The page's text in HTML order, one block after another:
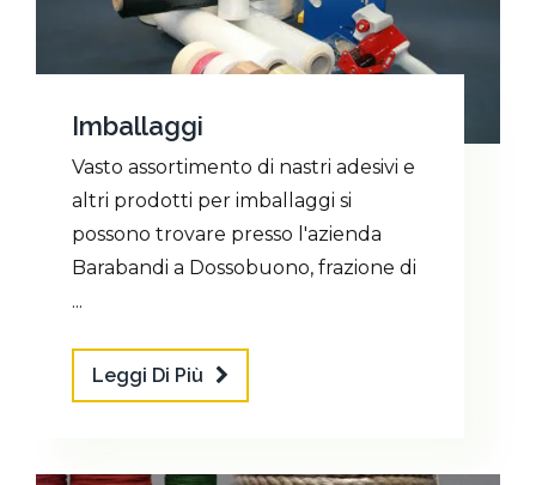
Imballaggi
Vasto assortimento di nastri adesivi e
altri prodotti per imballaggi si
possono trovare presso l'azienda
Barabandi a Dossobuono, frazione di
...
Leggi Di Più